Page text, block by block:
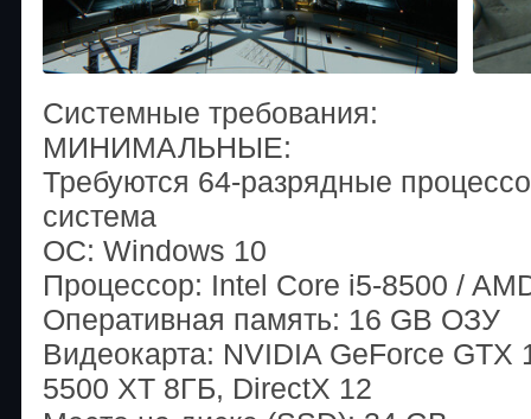
Системные требования:
МИНИМАЛЬНЫЕ:
Требуются 64-разрядные
система
ОС: Windows 10
Процессор: Intel Core i5-8500 /
Оперативная память: 16 GB ОЗУ
Видеокарта: NVIDIA GeForce GTX
5500 XT 8ГБ, DirectX 12